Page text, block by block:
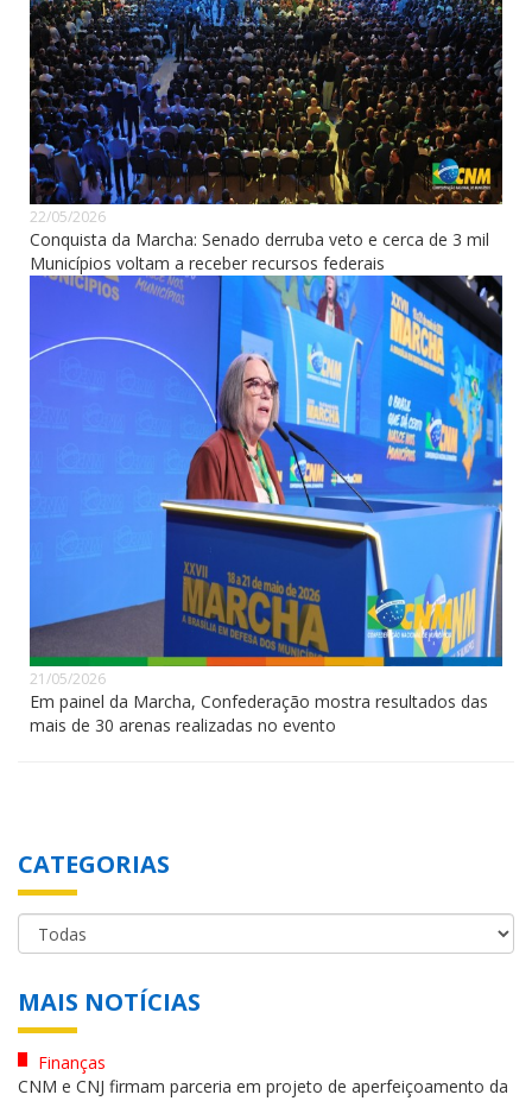
22/05/2026
Conquista da Marcha: Senado derruba veto e cerca de 3 mil
Municípios voltam a receber recursos federais
21/05/2026
Em painel da Marcha, Confederação mostra resultados das
mais de 30 arenas realizadas no evento
CATEGORIAS
MAIS NOTÍCIAS
Finanças
CNM e CNJ firmam parceria em projeto de aperfeiçoamento da